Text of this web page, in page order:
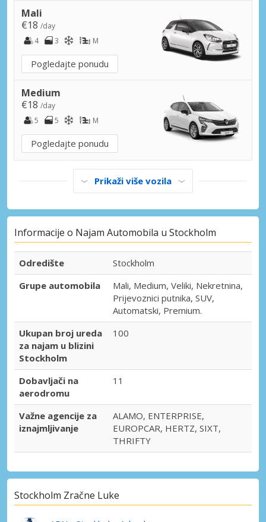
Stockholm, Bromma, Švedska
Stockholm, Hammarby
Stockholm, Hammarby, Švedska
Stockholm, Kista
Stockholm, Kungsholmen
Stockholm, Kungsholmen, Švedska
Stockholm, Lidingö
Stockholm, Lidingö, Švedska
Stockholm, Liljeholmen
Stockholm, Nacka, Švedska
Stockholm, Östermalm
Stockholm, Östermalm, Švedska
Stockholm, Rissne
Stockholm, Rissne, Švedska
Stockholm, Segeltorp
Stockholm, Segeltorp, Švedska
Stockholm, Södermalm
Stockholm, Södermalm, Švedska
Stockholm, Solna
Stockholm, Solna, Švedska
Stockholm, Täby
Stockholm, Vällingby
Stockholm, Vällingby, Švedska
Mali
€18 /day
4
3 M
Pogledajte ponudu
Medium
€18 /day
5
5 M
Pogledajte ponudu
Prikaži više vozila
Informacije o Najam Automobila u Stockholm
Odredište
Stockholm
Grupe automobila
Mali, Medium, Veliki, Nekretnina,
Prijevoznici putnika, SUV,
Automatski, Premium.
Ukupan broj ureda
za najam u blizini
Stockholm
100
Dobavljači na
aerodromu
11
Važne agencije za
iznajmljivanje
ALAMO, ENTERPRISE,
EUROPCAR, HERTZ, SIXT,
THRIFTY
Stockholm Zračne Luke